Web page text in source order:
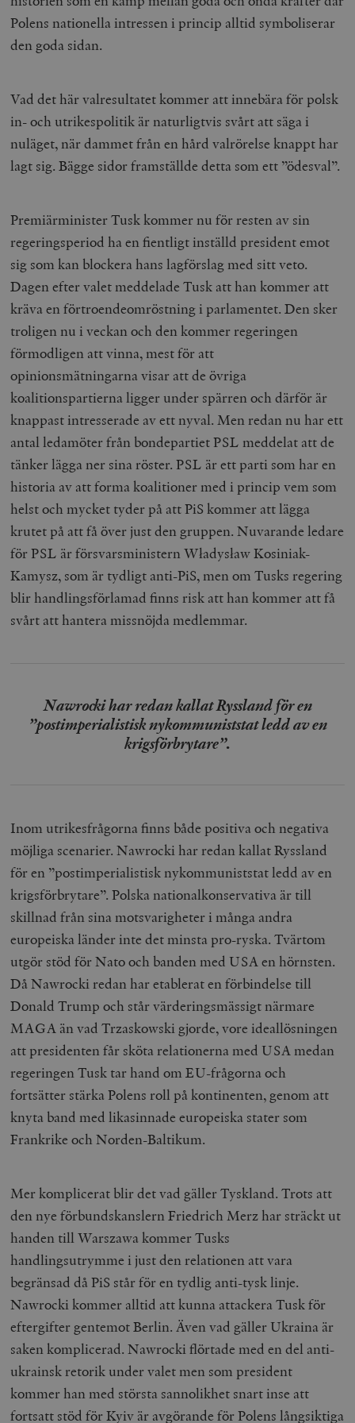
Polens nationella intressen i princip alltid symboliserar
den goda sidan.
Vad det här valresultatet kommer att innebära för polsk
in- och utrikespolitik är naturligtvis svårt att säga i
nuläget, när dammet från en hård valrörelse knappt har
lagt sig. Bägge sidor framställde detta som ett ”ödesval”.
Premiärminister Tusk kommer nu för resten av sin
regeringsperiod ha en fientligt inställd president emot
sig som kan blockera hans lagförslag med sitt veto.
Dagen efter valet meddelade Tusk att han kommer att
kräva en förtroendeomröstning i parlamentet. Den sker
troligen nu i veckan och den kommer regeringen
förmodligen att vinna, mest för att
opinionsmätningarna visar att de övriga
koalitionspartierna ligger under spärren och därför är
knappast intresserade av ett nyval. Men redan nu har ett
antal ledamöter från bondepartiet PSL meddelat att de
tänker lägga ner sina röster. PSL är ett parti som har en
historia av att forma koalitioner med i princip vem som
helst och mycket tyder på att PiS kommer att lägga
krutet på att få över just den gruppen. Nuvarande ledare
för PSL är försvarsministern Władysław Kosiniak-
Kamysz, som är tydligt anti-PiS, men om Tusks regering
blir handlingsförlamad finns risk att han kommer att få
svårt att hantera missnöjda medlemmar.
Nawrocki har redan kallat Ryssland för en
”postimperialistisk nykommuniststat ledd av en
krigsförbrytare”.
Inom utrikesfrågorna finns både positiva och negativa
möjliga scenarier. Nawrocki har redan kallat Ryssland
för en ”postimperialistisk nykommuniststat ledd av en
krigsförbrytare”. Polska nationalkonservativa är till
skillnad från sina motsvarigheter i många andra
europeiska länder inte det minsta pro-ryska. Tvärtom
utgör stöd för Nato och banden med USA en hörnsten.
Då Nawrocki redan har etablerat en förbindelse till
Donald Trump och står värderingsmässigt närmare
MAGA än vad Trzaskowski gjorde, vore ideallösningen
att presidenten får sköta relationerna med USA medan
regeringen Tusk tar hand om EU-frågorna och
fortsätter stärka Polens roll på kontinenten, genom att
knyta band med likasinnade europeiska stater som
Frankrike och Norden-Baltikum.
Mer komplicerat blir det vad gäller Tyskland. Trots att
den nye förbundskanslern Friedrich Merz har sträckt ut
handen till Warszawa kommer Tusks
handlingsutrymme i just den relationen att vara
begränsad då PiS står för en tydlig anti-tysk linje.
Nawrocki kommer alltid att kunna attackera Tusk för
eftergifter gentemot Berlin. Även vad gäller Ukraina är
saken komplicerad. Nawrocki flörtade med en del anti-
ukrainsk retorik under valet men som president
kommer han med största sannolikhet snart inse att
fortsatt stöd för Kyiv är avgörande för Polens långsiktiga